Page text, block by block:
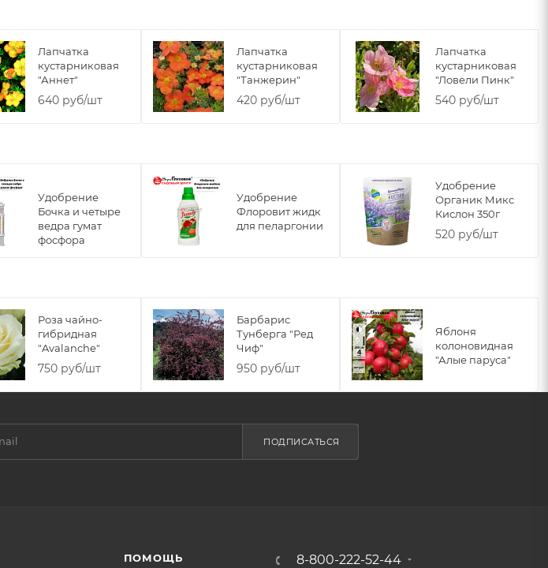
Лапчатка
кустарниковая
"Аннет"
640 руб/шт
Лапчатка
кустарниковая
"Танжерин"
420 руб/шт
Лапчатка
кустарниковая
"Ловели Пинк"
540 руб/шт
Удобрение
Бочка и четыре
ведра гумат
фосфора
Удобрение
Флоровит жидк
для пеларгонии
Удобрение
Органик Микс
Кислон 350г
520 руб/шт
Роза чайно-
гибридная
"Avalanche"
750 руб/шт
Барбарис
Тунберга "Ред
Чиф"
950 руб/шт
Яблоня
колоновидная
"Алые паруса"
ПОДПИСАТЬСЯ
ПОМОЩЬ 8-800-222-52-44